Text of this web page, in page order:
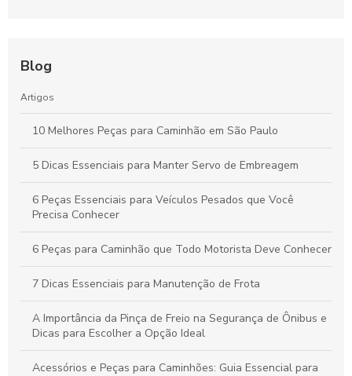
Blog
Artigos
10 Melhores Peças para Caminhão em São Paulo
5 Dicas Essenciais para Manter Servo de Embreagem
6 Peças Essenciais para Veículos Pesados que Você
Precisa Conhecer
6 Peças para Caminhão que Todo Motorista Deve Conhecer
7 Dicas Essenciais para Manutenção de Frota
A Importância da Pinça de Freio na Segurança de Ônibus e
Dicas para Escolher a Opção Ideal
Acessórios e Peças para Caminhões: Guia Essencial para